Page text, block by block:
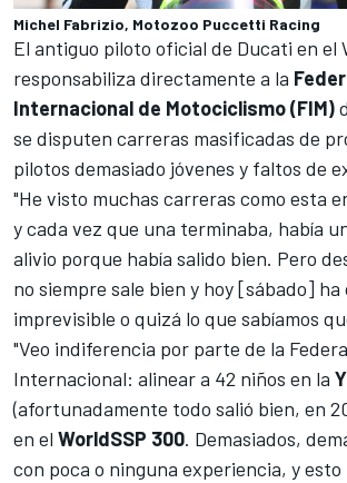
Michel Fabrizio, Motozoo Puccetti Racing
El antiguo piloto oficial de Ducati en el
responsabiliza directamente a la
Internacional de Motociclismo (FIM)
se disputen carreras masificadas de
pilotos demasiado jóvenes y faltos de
"He visto muchas carreras como esta
y cada vez que una terminaba, había
alivio porque había salido bien. Pero
no siempre sale bien y hoy [sábado]
imprevisible o quizá lo que sabíamos
"Veo indiferencia por parte de la
Internacional: alinear a 42 niños en la
(afortunadamente todo salió bien, en
en el WorldSSP 300. Demasiados,
con poca o ninguna experiencia, y